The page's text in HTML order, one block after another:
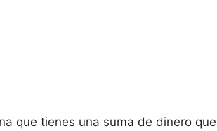
que tienes una suma de​ dinero